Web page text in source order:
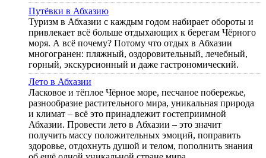
Путёвки в Абхазию
Туризм в Абхазии с каждым годом набирает обороты и
привлекает всё больше отдыхающих к берегам Чёрного
моря. А всё почему? Потому что отдых в Абхазии
многогранен: пляжный, оздоровительный, лечебный,
горный, экскурсионный и даже гастрономический.
Лето в Абхазии
Ласковое и тёплое Чёрное море, песчаное побережье,
разнообразие растительного мира, уникальная природа
и климат – всё это принадлежит гостеприимной
Абхазии. Провести лето в Абхазии – это значит
получить массу положительных эмоций, поправить
здоровье, отдохнуть душой и телом, пополнить знания